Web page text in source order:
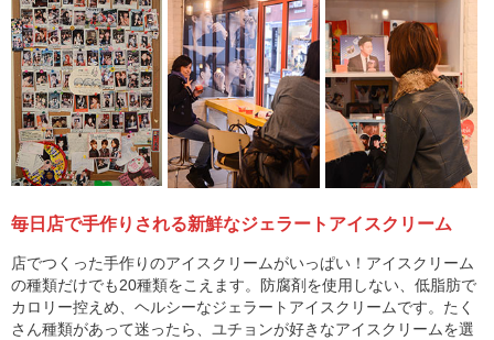
毎日店で手作りされる新鮮なジェラートアイスクリーム
店でつくった手作りのアイスクリームがいっぱい！アイスクリーム
の種類だけでも20種類をこえます。防腐剤を使用しない、低脂肪で
カロリー控えめ、ヘルシーなジェラートアイスクリームです。たく
さん種類があって迷ったら、ユチョンが好きなアイスクリームを選